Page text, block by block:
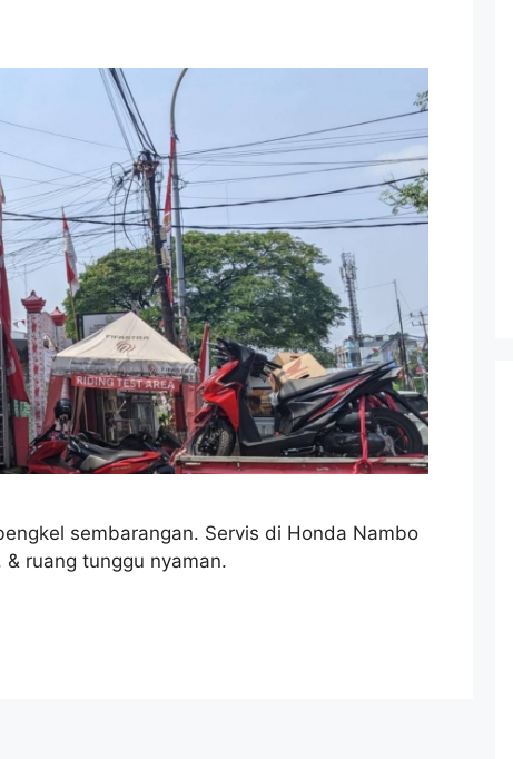
sembarangan. Servis di Honda Nambo
ruang tunggu nyaman.